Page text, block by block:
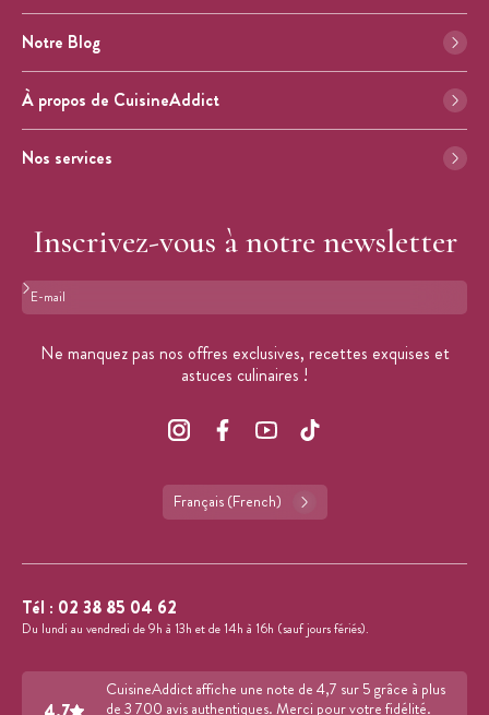
Notre Blog
À propos de CuisineAddict
Nos services
Inscrivez-vous à notre newsletter
Format : adresse@email.com
Ne manquez pas nos offres exclusives, recettes exquises et
astuces culinaires !
Français (French)
Tél : 02 38 85 04 62
Du lundi au vendredi de 9h à 13h et de 14h à 16h (sauf jours fériés).
CuisineAddict affiche une note de 4,7 sur 5 grâce à plus
de 3 700 avis authentiques. Merci pour votre fidélité.